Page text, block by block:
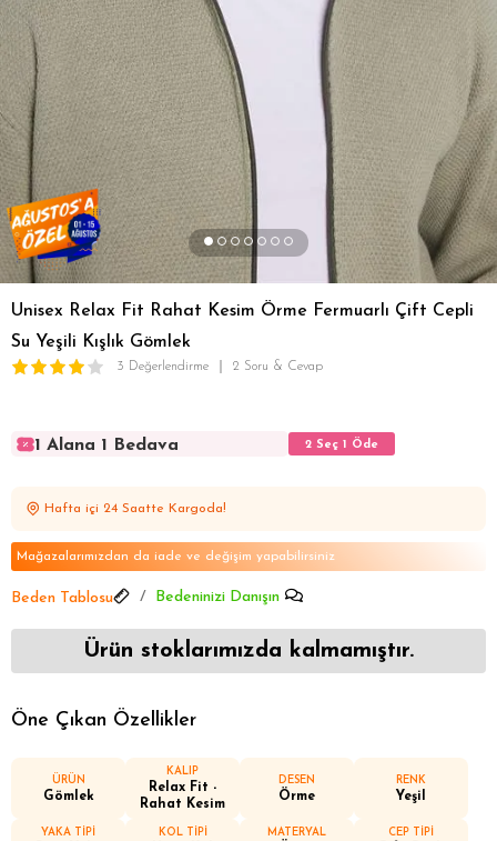
Unisex Relax Fit Rahat Kesim Örme Fermuarlı Çift Cepli
Su Yeşili Kışlık Gömlek
3 Değerlendirme 2 Soru & Cevap
1 Alana 1 Bedava 2 Seç 1 Öde
1 Alana 1 Bedava
Hafta içi 24 Saatte Kargoda!
Mağazalarımızdan da iade ve değişim yapabilirsiniz
Beden Tablosu Bedeninizi Danışın
Ürün stoklarımızda kalmamıştır.
Öne Çıkan Özellikler
ÜRÜN
Gömlek
KALIP
Relax Fit -
Rahat Kesim
DESEN
Örme
RENK
Yeşil
YAKA TİPİ KOL TİPİ MATERYAL CEP TİPİ